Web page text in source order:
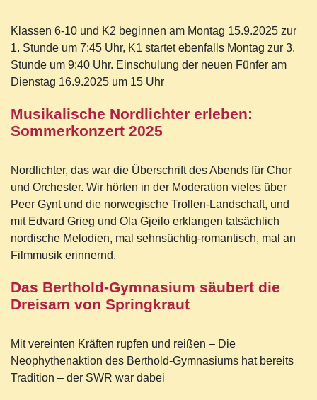
Klassen 6-10 und K2 beginnen am Montag 15.9.2025 zur
1. Stunde um 7:45 Uhr, K1 startet ebenfalls Montag zur 3.
Stunde um 9:40 Uhr. Einschulung der neuen Fünfer am
Dienstag 16.9.2025 um 15 Uhr
Musikalische Nordlichter erleben:
Sommerkonzert 2025
Nordlichter, das war die Überschrift des Abends für Chor
und Orchester. Wir hörten in der Moderation vieles über
Peer Gynt und die norwegische Trollen-Landschaft, und
mit Edvard Grieg und Ola Gjeilo erklangen tatsächlich
nordische Melodien, mal sehnsüchtig-romantisch, mal an
Filmmusik erinnernd.
Das Berthold-Gymnasium säubert die
Dreisam von Springkraut
Mit vereinten Kräften rupfen und reißen – Die
Neophythenaktion des Berthold-Gymnasiums hat bereits
Tradition – der SWR war dabei